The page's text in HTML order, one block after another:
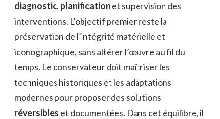
diagnostic, planification et supervision des
interventions. L’objectif premier reste la
préservation de l’intégrité matérielle et
iconographique, sans altérer l’œuvre au fil du
temps. Le conservateur doit maîtriser les
techniques historiques et les adaptations
modernes pour proposer des solutions
réversibles et documentées. Dans cet équilibre, il